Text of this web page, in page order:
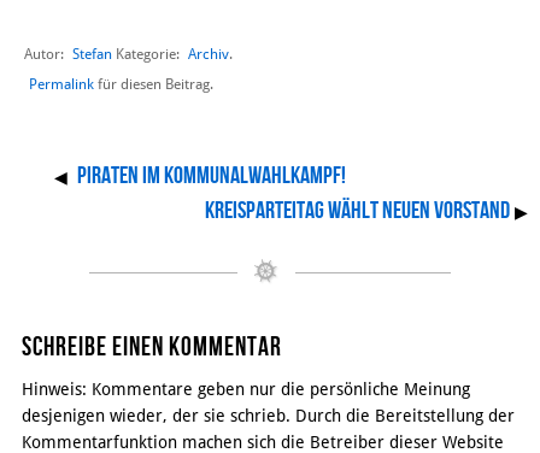
Autor: Stefan Kategorie: Archiv.
Permalink für diesen Beitrag.
◀ Piraten im Kommunalwahlkampf!
Kreisparteitag wählt neuen Vorstand ▶
Schreibe einen Kommentar
Hinweis: Kommentare geben nur die persönliche Meinung
desjenigen wieder, der sie schrieb. Durch die Bereitstellung der
Kommentarfunktion machen sich die Betreiber dieser Website